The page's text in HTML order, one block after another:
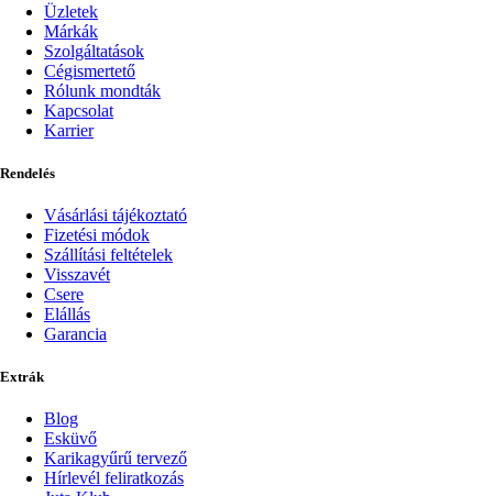
Üzletek
Márkák
Szolgáltatások
Cégismertető
Rólunk mondták
Kapcsolat
Karrier
Rendelés
Vásárlási tájékoztató
Fizetési módok
Szállítási feltételek
Visszavét
Csere
Elállás
Garancia
Extrák
Blog
Esküvő
Karikagyűrű tervező
Hírlevél feliratkozás